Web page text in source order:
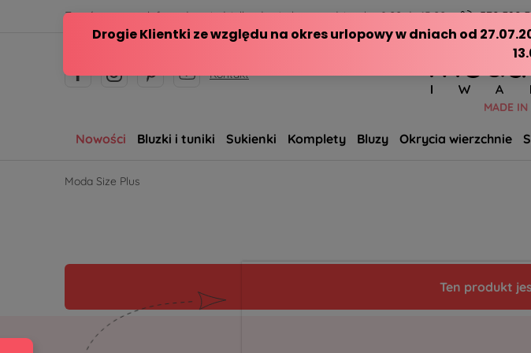
Zamów przez telefon od poniedziałku do piątku w godzinach - 8:00 do 15:00 570 390
Kontakt
MADE
Nowości Bluzki i tuniki Sukienki Komplety Bluzy Okrycia wierzchnie
Moda Size Plus
Ten produkt